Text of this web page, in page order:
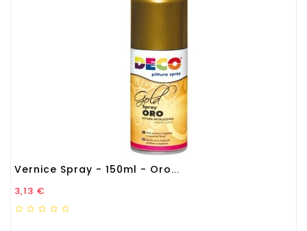
Vernice Spray - 150ml - Oro...
Prezzo
3,13 €